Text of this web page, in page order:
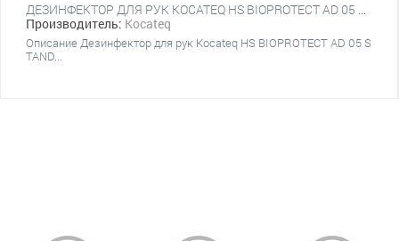
ДЕЗИНФЕКТОР ДЛЯ РУК KOCATEQ HS BIOPROTECT AD 05 STAND
Производитель: Kocateq
Описание Дезинфектор для рук Kocateq HS BIOPROTECT AD 05 S
TAND...